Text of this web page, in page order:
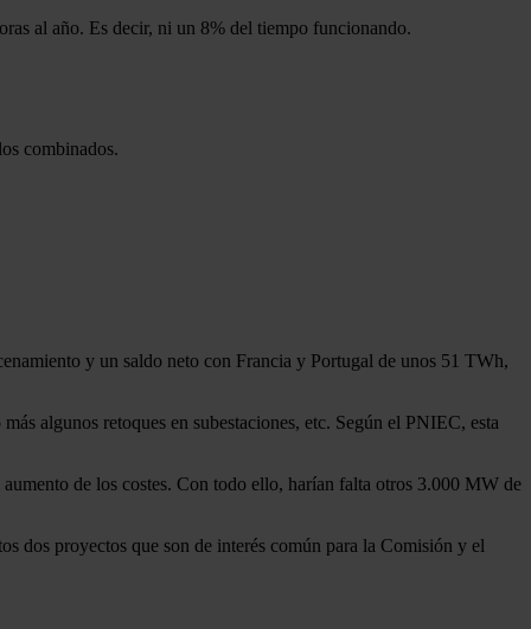
al año. Es decir, ni un 8% del tiempo funcionando.
combinados.
y un saldo neto con Francia y Portugal de unos 51 TWh,
algunos retoques en subestaciones, etc. Según el PNIEC, esta
de los costes. Con todo ello, harían falta otros 3.000 MW de
dos proyectos que son de interés común para la Comisión y el